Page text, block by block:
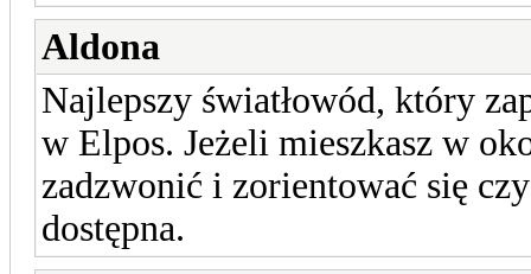
Aldona
Najlepszy światłowód, który
w Elpos. Jeżeli mieszkasz w
zadzwonić i zorientować się
dostępna.